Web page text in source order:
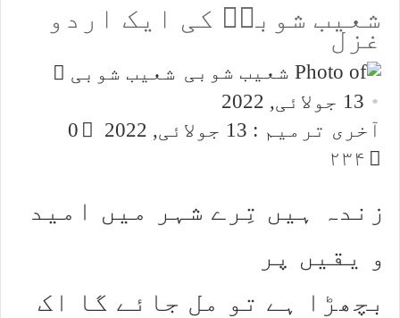
شعیب شوبیؔ کی ایک اردو
غزل
شعیب شوبی
13 جولائی, 2022
آخری ترمیم : 13 جولائی, 2022
0
۲۳۴
زندہ ہیں تِرے شہر میں امید
و یقیں پر
بچھڑا ہے تو مل جائے گا اک